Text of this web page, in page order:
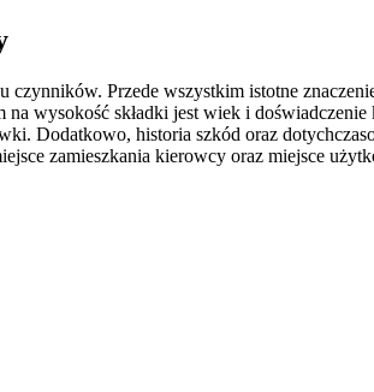
Przede wszystkim istotne
wysokość składki jest wiek i
Dodatkowo, historia szkód oraz
zamieszkania kierowcy oraz miejsce